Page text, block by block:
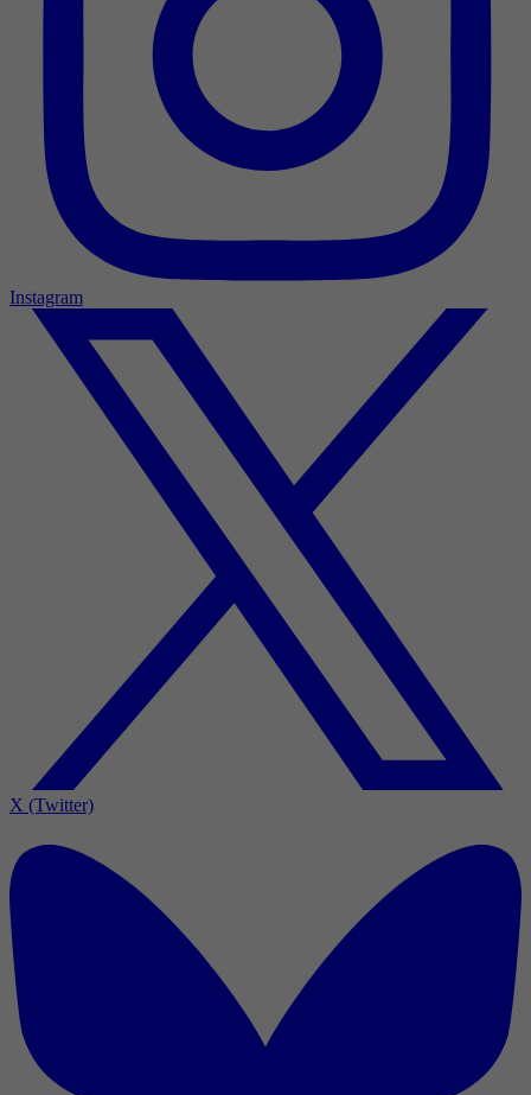
Instagram
X (Twitter)